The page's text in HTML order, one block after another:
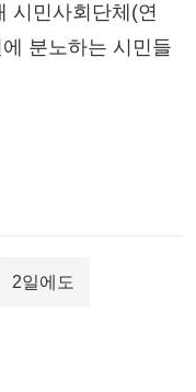
시민사회단체(연
분노하는 시민들
2일에도